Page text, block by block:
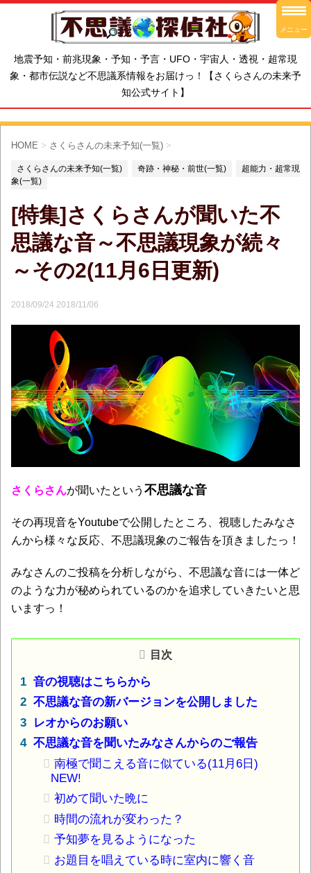
地震予知・前兆現象・予知・予言・UFO・宇宙人・透視・超常現
象・都市伝説など不思議系情報をお届けっ！【さくらさんの未来予
知公式サイト】
HOME > さくらさんの未来予知(一覧) >
さくらさんの未来予知(一覧) 奇跡・神秘・前世(一覧)
超能力・超常現
象(一覧)
[特集]さくらさんが聞いた不
思議な音～不思議現象が続々
～その2(11月6日更新)
2018/09/24 2018/11/06
さくらさんが聞いたという 不思議な音
その再現音をYoutubeで公開したところ、視聴したみなさ
んから様々な反応、不思議現象のご報告を頂きましたっ！
みなさんのご投稿を分析しながら、不思議な音には一体ど
のような力が秘められているのかを追求していきたいと思
いますっ！
目次
音の視聴はこちらから
不思議な音の新バージョンを公開しました
レオからのお願い
不思議な音を聞いたみなさんからのご報告
南極で聞こえる音に似ている(11月6日)
NEW!
初めて聞いた晩に
時間の流れが変わった？
予知夢を見るようになった
お題目を唱えている時に室内に響く音
メニュー